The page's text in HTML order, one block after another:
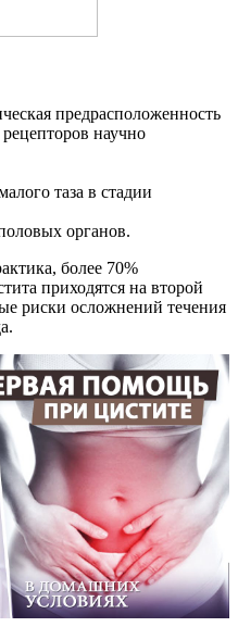
предрасположенность
научно
таза в стадии
органов.
более 70%
приходятся на второй
риски осложнений течения